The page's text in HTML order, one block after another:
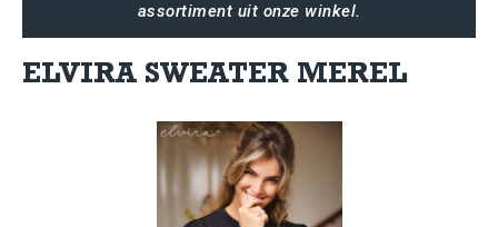
PLUS SIZE
assortiment uit onze winkel.
ELVIRA SWEATER MEREL